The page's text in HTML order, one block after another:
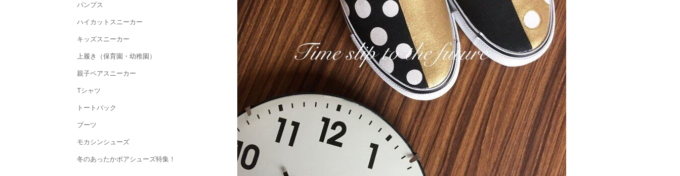
パンプス
ハイカットスニーカー
キッズスニーカー
上履き（保育園・幼稚園）
親子ペアスニーカー
Tシャツ
トートバック
ブーツ
モカシンシューズ
冬のあったかボアシューズ特集！